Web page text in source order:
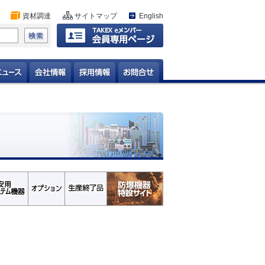
資材調達 サイトマップ English